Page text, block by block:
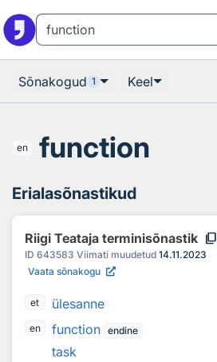
Sõnakogud 1 Keel
en function
Erialasõnastikud
Riigi Teataja terminisõnastik content_copy
ID 643583 Viimati muudetud 14.11.2023
Vaata sõnakogu
et ülesanne
en function endine
task